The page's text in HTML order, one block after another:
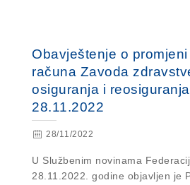
Obavještenje o
računa Zavoda
osiguranja i
28.11.2022
28/11/2022
U Službenim novinama
28.11.2022. godine objavljen je